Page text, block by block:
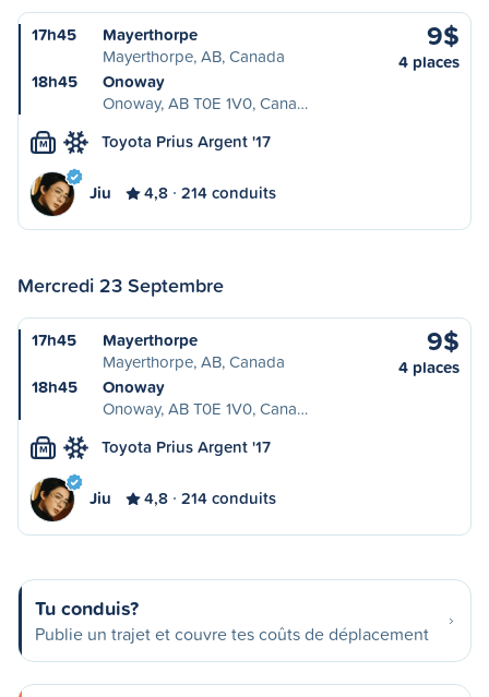
17h45
Mayerthorpe
Mayerthorpe, AB, Canada
18h45
Onoway
Onoway, AB T0E 1V0, Cana…
9$
4 places
M Toyota Prius Argent '17
Jiu 4,8 214 conduits
Mercredi 23 Septembre
17h45
Mayerthorpe
Mayerthorpe, AB, Canada
18h45
Onoway
Onoway, AB T0E 1V0, Cana…
9$
4 places
M Toyota Prius Argent '17
Jiu 4,8 214 conduits
Tu conduis?
Publie un trajet et couvre tes coûts de déplacement